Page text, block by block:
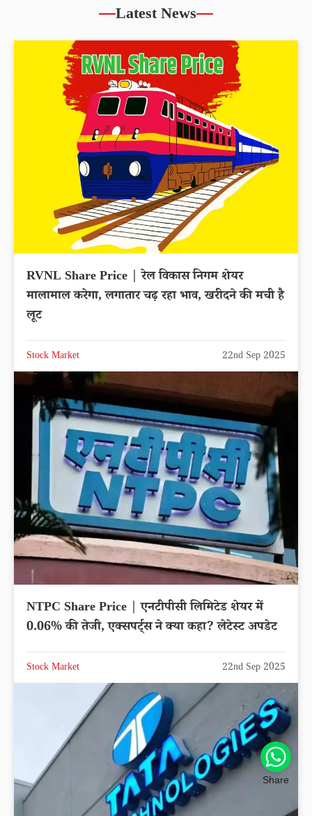
Latest News
RVNL Share Price | रेल विकास निगम शेयर
मालामाल करेगा, लगातार चढ़ रहा भाव, खरीदने की मची है
लूट
Stock Market 22nd Sep 2025
NTPC Share Price | एनटीपीसी लिमिटेड शेयर में
0.06% की तेजी, एक्सपर्ट्स ने क्या कहा? लेटेस्ट अपडेट
Stock Market 22nd Sep 2025
Share